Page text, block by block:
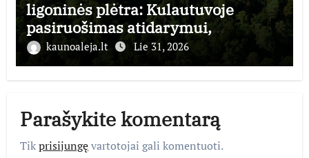
ligoninės plėtra: Kulautuvoje
pasiruošimas atidarymui,
Panemunėje – statyboms
kaunoaleja.lt Lie 31, 2026
Parašykite komentarą
Tikprisijungęvartotojai gali komentuoti.